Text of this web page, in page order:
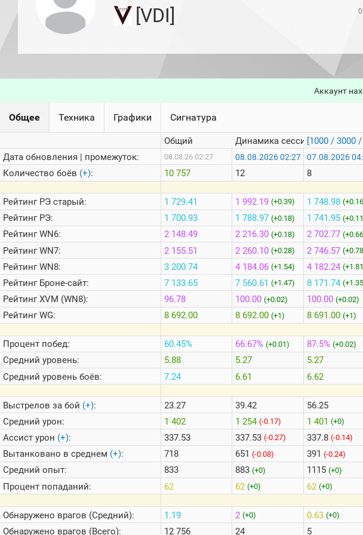
последние
1000
стримеров
Информация
Онлайн
Цветовая
шкала
Теlegram
ВК
Портал
Мира
[VDI]
Аккаунт
Общее Техника Графики Сигнатура
Дата обновления | промежуток:
Количество боёв (+):
РейтингРЭ старый:
РейтингРЭ:
РейтингWN6:
РейтингWN7:
РейтингWN8:
РейтингБроне-сайт:
РейтингXVM (WN8):
РейтингWG:
Процент побед:
Средний уровень:
Средний уровень боёв:
Выстрелов за бой (+):
Средний урон:
Ассист урон (+):
Вытанковано в среднем (+):
Средний опыт:
Процент попаданий:
Обнаружено врагов (Средний):
Обнаружено врагов (Всего):
Общий
08.08.26 02:27
10 757
1 729.41
1 700.93
2 148.49
2 155.51
3 200.74
7 133.65
96.78
8 692.00
60.45%
5.88
7.24
23.27
1 402
337.53
718
833
62
1.19
12 756
Динамика сессий
08.08.2026 02:27
12
1 992.19 (+0.39)
1 788.97 (+0.18)
2 216.30 (+0.18)
2 260.10 (+0.28)
4 184.06 (+1.54)
7 560.61 (+1.47)
100.00 (+0.02)
8 692.00 (+1)
66.67% (+0.01)
5.27
6.61
39.42
1 254 (-0.17)
337.53 (-0.27)
651 (-0.08)
883 (+0)
62 (+0)
2 (+0)
24
[1000 / 3000 /
07.08.2026
8
1 748.98
1 741.95
2 702.77
2 746.57
4 182.24
8 171.74
100.00 (+0.02)
8 691.00 (+1)
87.5% (+0.02)
5.27
6.62
56.25
1 401 (+0)
337.8 (-0.14)
391 (-0.24)
1115 (+0)
62 (+0)
0.63 (+0)
5